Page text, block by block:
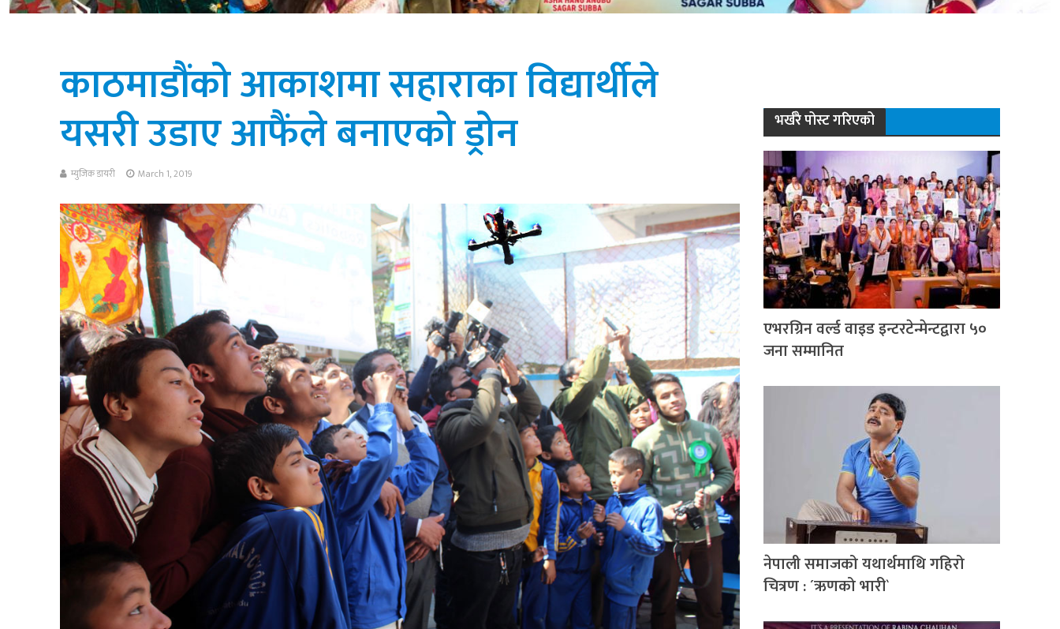
काठमाडौंको आकाशमा सहाराका विद्यार्थीले
यसरी उडाए आफैंले बनाएको ड्रोन
म्युजिक डायरी March 1, 2019
भर्खरै पोस्ट गरिएको
एभरग्रिन वर्ल्ड वाइड इन्टरटेन्मेन्टद्वारा ५०
जना सम्मानित
नेपाली समाजको यथार्थमाथि गहिरो
चित्रण : ´ऋणको भारी`